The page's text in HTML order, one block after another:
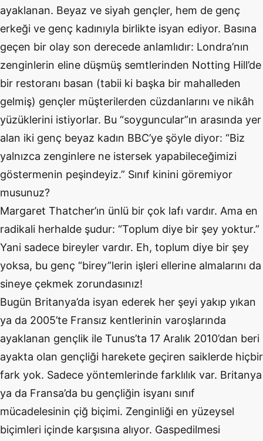
ayaklanan. Beyaz ve siyah gençler, hem de genç
erkeği ve genç kadınıyla birlikte isyan ediyor. Basına
geçen bir olay son derecede anlamlıdır: Londra’nın
zenginlerin eline düşmüş semtlerinden Notting Hill’de
bir restoranı basan (tabii ki başka bir mahalleden
gelmiş) gençler müşterilerden cüzdanlarını ve nikâh
yüzüklerini istiyorlar. Bu “soyguncular”ın arasında yer
alan iki genç beyaz kadın BBC’ye şöyle diyor: “Biz
yalnızca zenginlere ne istersek yapabileceğimizi
göstermenin peşindeyiz.” Sınıf kinini göremiyor
musunuz?
Margaret Thatcher’ın ünlü bir çok lafı vardır. Ama en
radikali herhalde şudur: “Toplum diye bir şey yoktur.”
Yani sadece bireyler vardır. Eh, toplum diye bir şey
yoksa, bu genç “birey”lerin işleri ellerine almalarını da
sineye çekmek zorundasınız!
Bugün Britanya’da isyan ederek her şeyi yakıp yıkan
ya da 2005’te Fransız kentlerinin varoşlarında
ayaklanan gençlik ile Tunus’ta 17 Aralık 2010’dan beri
ayakta olan gençliği harekete geçiren saiklerde hiçbir
fark yok. Sadece yöntemlerinde farklılık var. Britanya
ya da Fransa’da bu gençliğin isyanı sınıf
mücadelesinin çiğ biçimi. Zenginliği en yüzeysel
biçimleri içinde karşısına alıyor. Gaspedilmesi